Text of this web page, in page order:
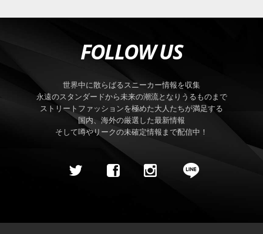
FOLLOW US
世界中に散らばるスニーカー情報を収集
永遠のスタンダードから未来の潮流となりうるものまで
ストリートファッションを極めた大人たちが満足する
国内、海外の厳選した最新情報
そして噂やリークの未確定情報まで配信中！